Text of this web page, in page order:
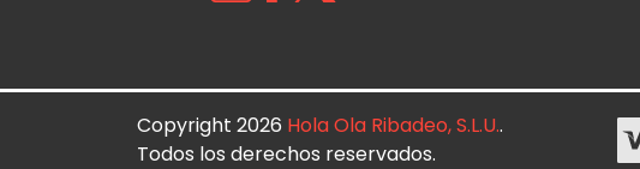
Copyright 2026 Hola Ola Ribadeo, S.L.U..
Todos los derechos reservados.